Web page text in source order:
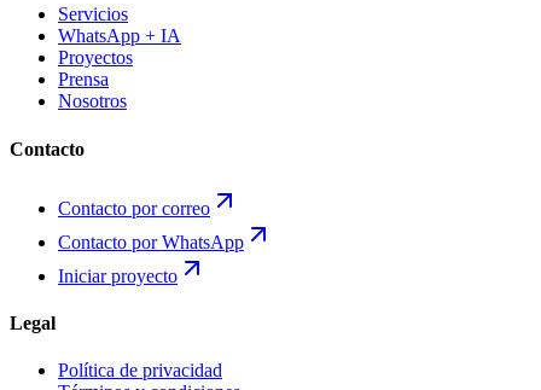
Servicios
WhatsApp + IA
Proyectos
Prensa
Nosotros
Contacto
Contacto por correo
Contacto por WhatsApp
Iniciar proyecto
Legal
Política de privacidad